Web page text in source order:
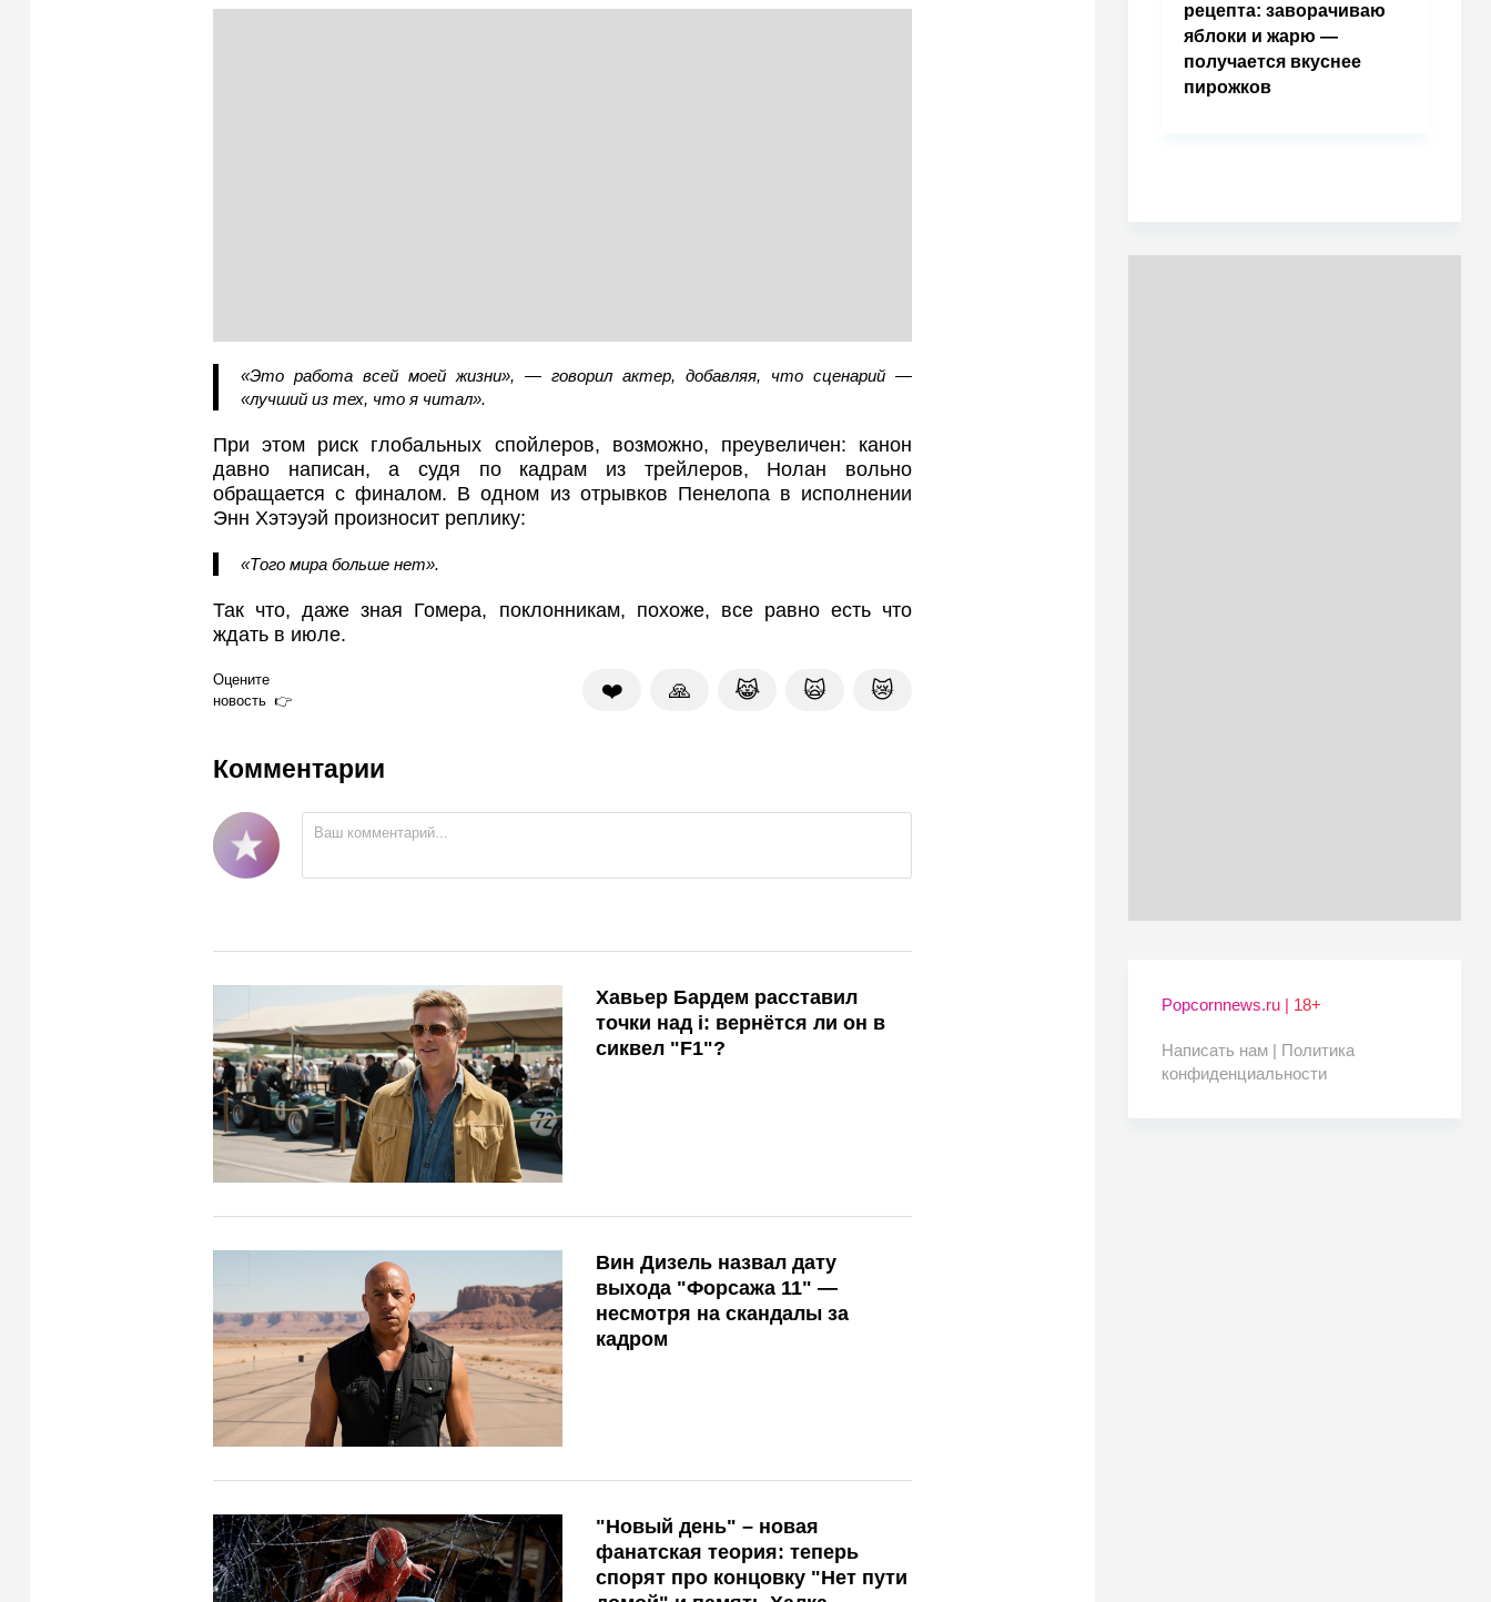
«Это работа всей моей жизни», — говорил актер, добавляя, что сценарий —
«лучший из тех, что я читал».
При этом риск глобальных спойлеров, возможно, преувеличен: канон
давно написан, а судя по кадрам из трейлеров, Нолан вольно
обращается с финалом. В одном из отрывков Пенелопа в исполнении
Энн Хэтэуэй произносит реплику:
«Того мира больше нет».
Так что, даже зная Гомера, поклонникам, похоже, все равно есть что
ждать в июле.
Оцените
новость
❤️ 🙏 😹 🙀 😿
Комментарии
Хавьер Бардем расставил
точки над i: вернётся ли он в
сиквел "F1"?
Вин Дизель назвал дату
выхода "Форсажа 11" —
несмотря на скандалы за
кадром
"Новый день" – новая
фанатская теория: теперь
спорят про концовку "Нет пути
рецепта: заворачиваю
яблоки и жарю —
получается вкуснее
пирожков
Popcornnews.ru | 18+
Написать нам | Политика
конфиденциальности